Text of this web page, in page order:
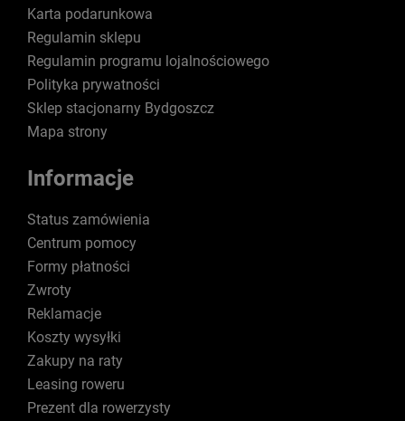
Karta podarunkowa
Regulamin sklepu
Regulamin programu lojalnościowego
Polityka prywatności
Sklep stacjonarny Bydgoszcz
Mapa strony
Informacje
Status zamówienia
Centrum pomocy
Formy płatności
Zwroty
Reklamacje
Koszty wysyłki
Zakupy na raty
Leasing roweru
Prezent dla rowerzysty